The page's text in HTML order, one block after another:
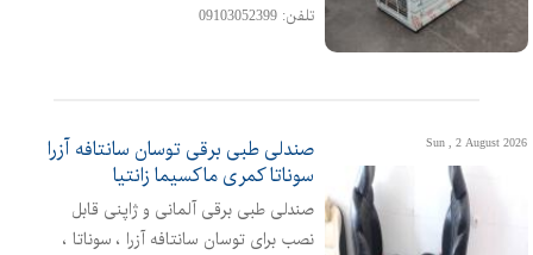
نگیر ضخامت 08- بدنه تولید شده از ورق
09109
تلفن: 09103052399
Sun , 2 August 2026
صندلی طبی برقی توسان سانتافه آزرا
سوناتا کمری ماکسیما زانتیا
صندلی طبی برقی آلمانی و ژاپنی قابل
نصب برای توسان سانتافه آزرا ، سوناتا ،